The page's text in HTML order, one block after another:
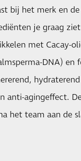
bij het merk en
je graag
met Cacay-
DNA) en
anti-agingeffect.
het team aan de